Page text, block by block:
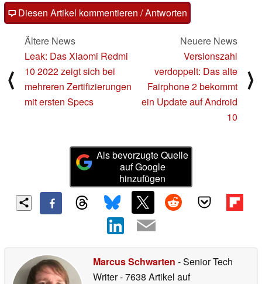
Diesen Artikel kommentieren / Antworten
⟨
Ältere News
Leak: Das Xiaomi Redmi
10 2022 zeigt sich bei
mehreren Zertifizierungen
mit ersten Specs
Neuere News
Versionszahl
verdoppelt: Das alte
Fairphone 2 bekommt
ein Update auf Android
10
⟩
Als bevorzugte Quelle
auf Google
hinzufügen
Marcus Schwarten - Senior Tech
Writer- 7638 Artikel auf